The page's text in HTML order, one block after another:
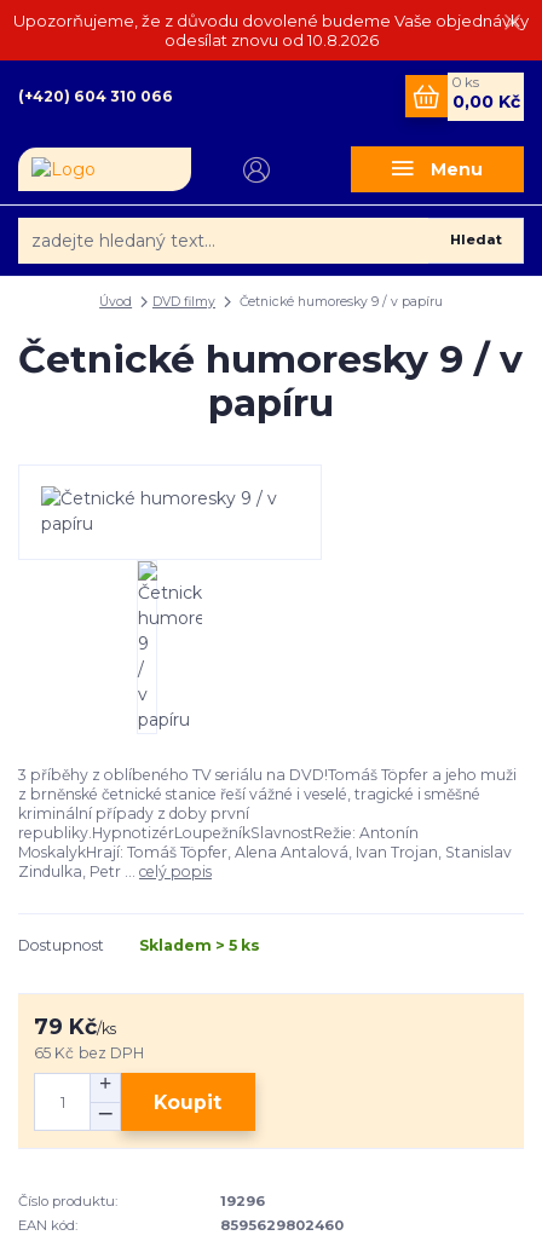
Upozorňujeme, že z důvodu dovolené budeme Vaše objednávky
odesílat znovu od 10.8.2026
Menu
Hledat
(+420) 604 310 066
0 ks
0,00 Kč
Úvod DVD filmy Četnické humoresky 9 / v papíru
Četnické humoresky 9 / v
papíru
3 příběhy z oblíbeného TV seriálu na DVD!Tomáš Töpfer a jeho muži
z brněnské četnické stanice řeší vážné i veselé, tragické i směšné
kriminální případy z doby první
republiky.HypnotizérLoupežníkSlavnostRežie: Antonín
MoskalykHrají: Tomáš Töpfer, Alena Antalová, Ivan Trojan, Stanislav
Zindulka, Petr ... celý popis
Dostupnost Skladem > 5 ks
79 Kč/ks
65 Kč bez DPH
Koupit
Číslo produktu:
19296
EAN kód:
8595629802460